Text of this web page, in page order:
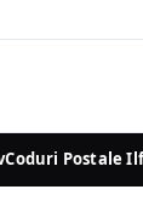
Coduri Postale